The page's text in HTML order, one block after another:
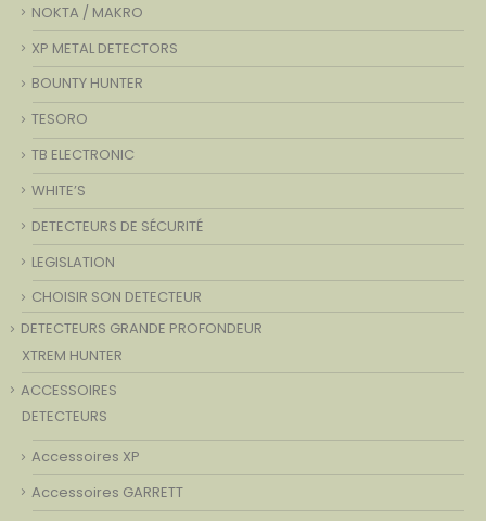
NOKTA / MAKRO
XP METAL DETECTORS
BOUNTY HUNTER
TESORO
TB ELECTRONIC
WHITE’S
DETECTEURS DE SÉCURITÉ
LEGISLATION
CHOISIR SON DETECTEUR
DETECTEURS GRANDE PROFONDEUR
XTREM HUNTER
ACCESSOIRES
DETECTEURS
Accessoires XP
Accessoires GARRETT